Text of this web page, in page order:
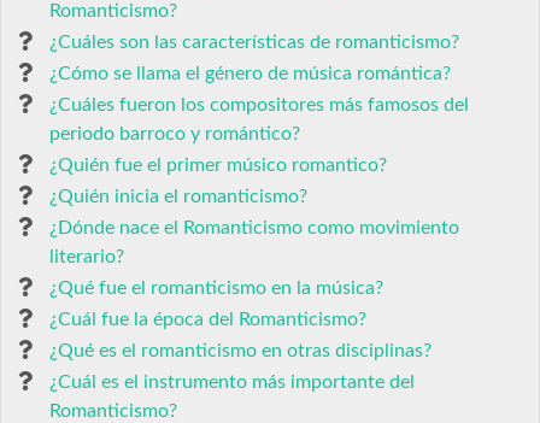
Romanticismo?
¿Cuáles son las características de romanticismo?
¿Cómo se llama el género de música romántica?
¿Cuáles fueron los compositores más famosos del
periodo barroco y romántico?
¿Quién fue el primer músico romantico?
¿Quién inicia el romanticismo?
¿Dónde nace el Romanticismo como movimiento
literario?
¿Qué fue el romanticismo en la música?
¿Cuál fue la época del Romanticismo?
¿Qué es el romanticismo en otras disciplinas?
¿Cuál es el instrumento más importante del
Romanticismo?